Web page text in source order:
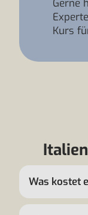
Gerne
Kurs
Was kostet